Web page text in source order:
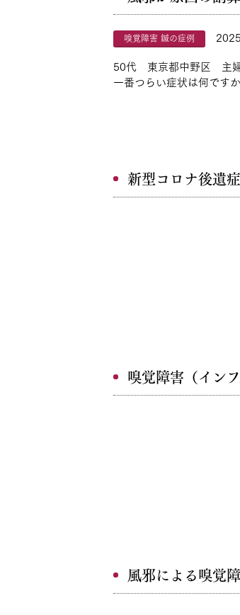
嗅覚障害 鍼の症例
50代 東京都中野区 主婦
一番つらい症状は何です
新型コロナ後遺
嗅覚障害（イン
風邪による嗅覚